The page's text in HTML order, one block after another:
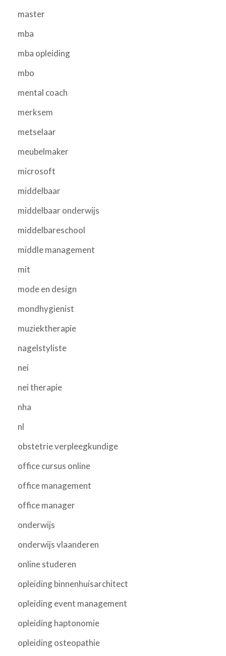
master
mba
mba opleiding
mbo
mental coach
merksem
metselaar
meubelmaker
microsoft
middelbaar
middelbaar onderwijs
middelbareschool
middle management
mit
mode en design
mondhygienist
muziektherapie
nagelstyliste
nei
nei therapie
nha
nl
obstetrie verpleegkundige
office cursus online
office management
office manager
onderwijs
onderwijs vlaanderen
online studeren
opleiding binnenhuisarchitect
opleiding event management
opleiding haptonomie
opleiding osteopathie